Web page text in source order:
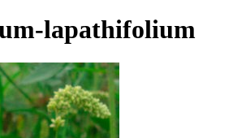
lapathifolium